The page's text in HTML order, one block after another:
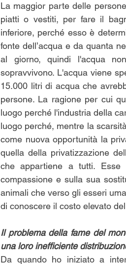
La maggior parte delle
piatti o vestiti, per fare il
inferiore, perché esso è
fonte dell’acqua e da quanta
al giorno, quindi l'acqua
sopravvivono. L'acqua viene
15.000 litri di acqua che
persone. La ragione per cui
luogo perché l'industria della
luogo perché, mentre la
come nuova opportunità la
quella della privatizzazione
che appartiene a tutti. Esse
compassione e sulla sua
animali che verso gli esseri
di conoscere il costo elevato
Il problema della fame del
una loro inefficiente
Da quando ho iniziato a